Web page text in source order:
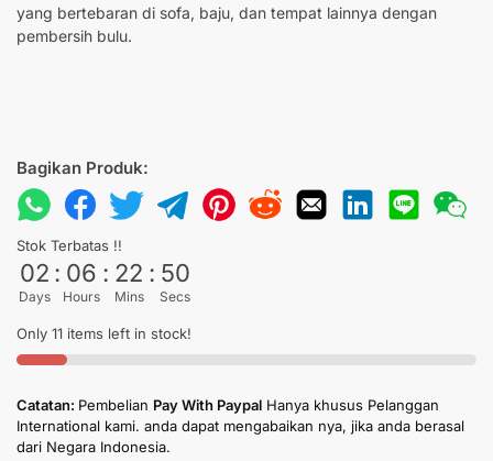
yang bertebaran di sofa, baju, dan tempat lainnya dengan
pembersih bulu.
Bagikan Produk:
Stok Terbatas !!
02
Days
: 06
Hours
: 22
Mins
: 50
Secs
Only 11 items left in stock!
Catatan: Pembelian Pay With Paypal Hanya khusus Pelanggan
International kami. anda dapat mengabaikan nya, jika anda berasal
dari Negara Indonesia.